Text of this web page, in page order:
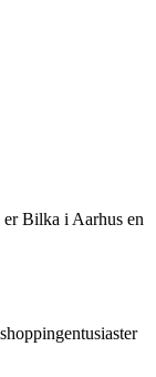
Bilka i Aarhus en